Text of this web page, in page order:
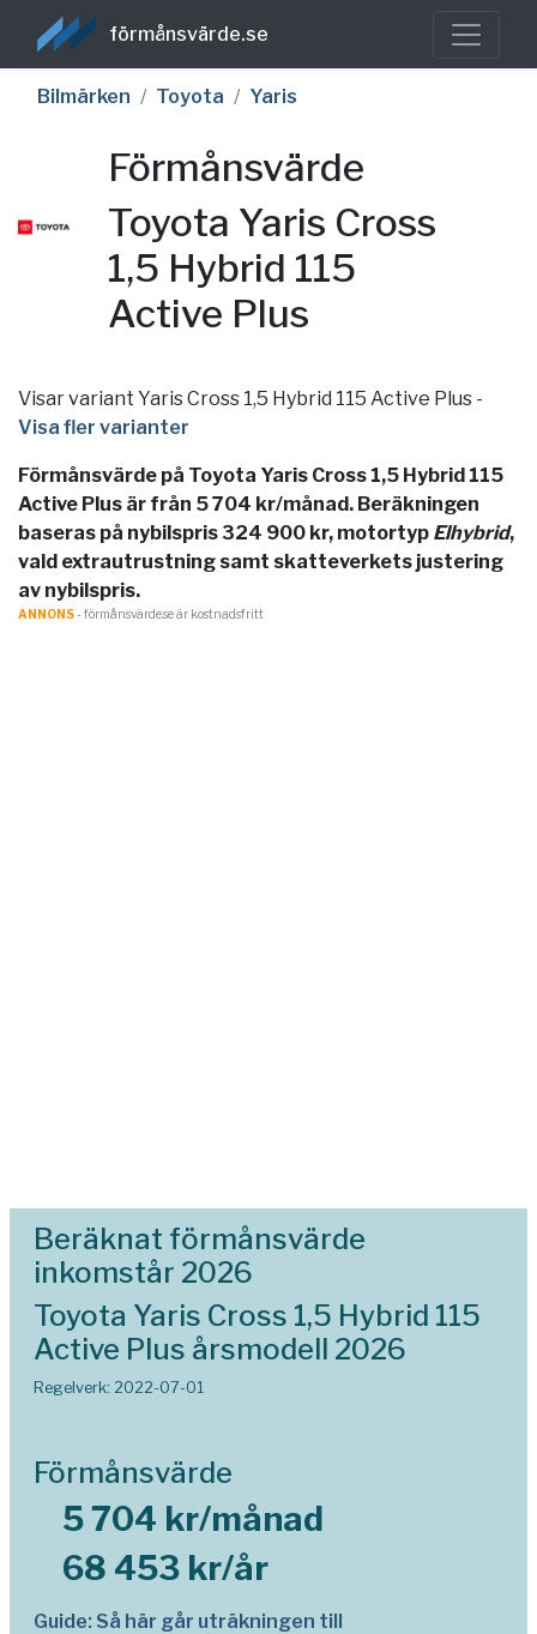
förmånsvärde.se
Bilmärken Toyota Yaris
Förmånsvärde
Toyota Yaris Cross
1,5 Hybrid 115
Active Plus
Visar variant Yaris Cross 1,5 Hybrid 115 Active Plus -
Visa fler varianter
Förmånsvärde på Toyota Yaris Cross 1,5 Hybrid 115
Active Plus är från 5 704 kr/månad. Beräkningen
baseras på nybilspris 324 900 kr, motortyp Elhybrid,
vald extrautrustning samt skatteverkets justering
av nybilspris.
ANNONS- förmånsvärde.se är kostnadsfritt
Beräknat förmånsvärde
inkomstår 2026
Toyota Yaris Cross 1,5 Hybrid 115
Active Plus årsmodell 2026
Regelverk: 2022-07-01
Förmånsvärde
5 704 kr/månad
68 453 kr/år
Guide: Så här går uträkningen till